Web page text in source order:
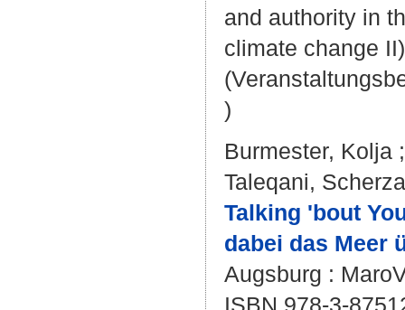
and authority in
climate change
)
Burmester, Kolja
Taleqani,
Talking 'bout
dabei das Meer
Augsburg :
ISBN 978-3-